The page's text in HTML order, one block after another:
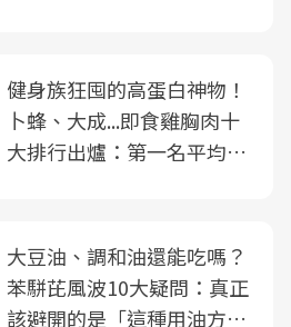
健身族狂囤的高蛋白神物！
卜蜂、大成...即食雞胸肉十
大排行出爐：第一名平均一
大豆油、調和油還能吃嗎？
苯駢芘風波10大疑問：真正
該避開的是「這種用油方